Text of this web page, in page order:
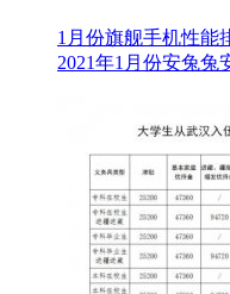
1月份旗舰手机性能
2021年1月份安兔兔